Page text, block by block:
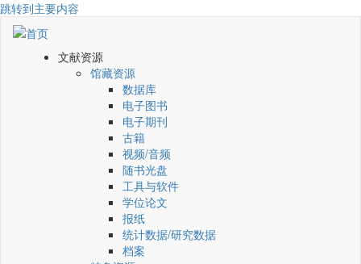
跳转到主要内容
文献资源
馆藏资源
数据库
电子图书
电子期刊
古籍
视频/音频
随书光盘
工具与软件
学位论文
报纸
统计数据/研究数据
档案